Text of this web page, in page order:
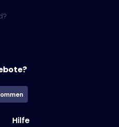
Hilfe